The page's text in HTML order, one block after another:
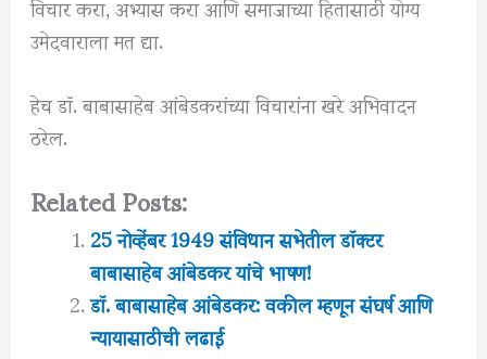
उमेदवाराला मत द्या.
हेच डॉ. बाबासाहेब आंबेडकरांच्या विचारांना खरे अभिवादन
ठरेल.
Related Posts:
25 नोव्हेंबर 1949 संविधान सभेतील डॉक्टर
बाबासाहेब आंबेडकर यांचे भाषण!
डॉ. बाबासाहेब आंबेडकर: वकील म्हणून संघर्ष आणि
न्यायासाठीची लढाई